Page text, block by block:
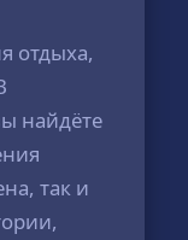
отдыха,
найдёте
так и